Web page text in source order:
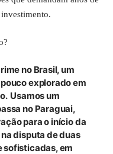
?
no Brasil, um
explorado em
Usamos um
no Paraguai,
para o início da
disputa de duas
sofisticadas, em